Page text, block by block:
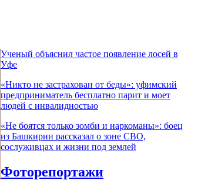
Ученый объяснил частое появление лосей в
Уфе
«Никто не заcтрахован от беды»: уфимский
предприниматель бесплатно парит и моет
людей с инвалидностью
«Не боятся только зомби и наркоманы»: боец
из Башкирии рассказал о зоне СВО,
сослуживцах и жизни под землей
Фоторепортажи